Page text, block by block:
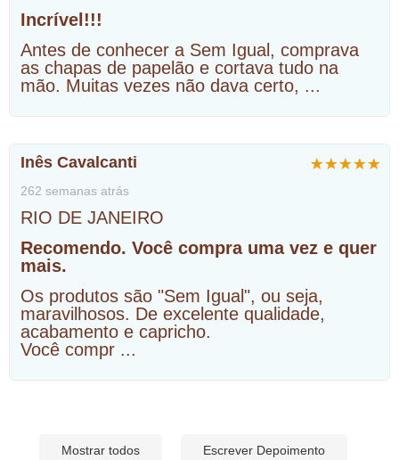
Incrível!!!
Antes de conhecer a Sem Igual, comprava
as chapas de papelão e cortava tudo na
mão. Muitas vezes não dava certo, ...
Inês Cavalcanti
262 semanas atrás
RIO DE JANEIRO
Recomendo. Você compra uma vez e quer
mais.
Os produtos são "Sem Igual", ou seja,
maravilhosos. De excelente qualidade,
acabamento e capricho.
Você compr ...
Mostrar todos Escrever Depoimento